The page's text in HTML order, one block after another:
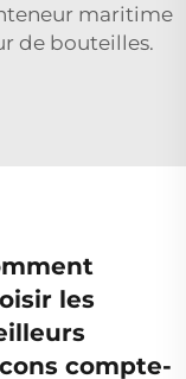
maritime
de bouteilles.
les
compte-